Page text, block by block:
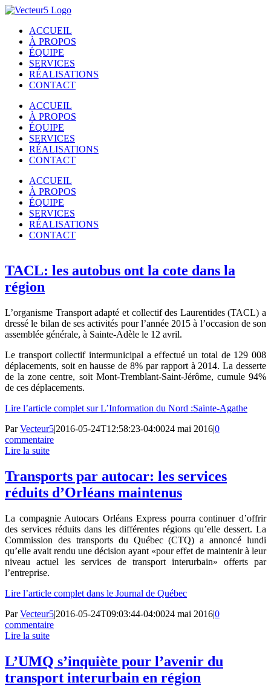
Passer
contenuACCUEIL
À PROPOS
ÉQUIPE
SERVICES
RÉALISATIONS
CONTACT
ACCUEIL
À PROPOS
ÉQUIPE
SERVICES
RÉALISATIONS
CONTACT
ACCUEIL
À PROPOS
ÉQUIPE
SERVICES
RÉALISATIONS
CONTACT
TACL: les autobus ont la cote dans la
région
L’organisme Transport adapté et collectif des Laurentides (TACL) a
dressé le bilan de ses activités pour l’année 2015 à l’occasion de son
assemblée générale, à Sainte-Adèle le 12 avril.
Le transport collectif intermunicipal a effectué un total de 129 008
déplacements, soit en hausse de 8% par rapport à 2014. La desserte
de la zone centre, soit Mont-Tremblant-Saint-Jérôme, cumule 94%
de ces déplacements.
Lire l’article complet sur L’Information du Nord :Sainte-Agathe
ParVecteur5|2016-05-24T12:58:23-04:0024 mai 2016|0
commentaire
Lire la suite
Transports par autocar: les services
réduits d’Orléans maintenus
La compagnie Autocars Orléans Express pourra continuer d’offrir
des services réduits dans les différentes régions qu’elle dessert. La
Commission des transports du Québec (CTQ) a annoncé lundi
qu’elle avait rendu une décision ayant «pour effet de maintenir à leur
niveau actuel les services de transport interurbain» offerts par
l’entreprise.
Lire l’article complet dans le Journal de Québec
ParVecteur5|2016-05-24T09:03:44-04:0024 mai 2016|0
commentaire
Lire la suite
L’UMQ s’inquiète pour l’avenir du
transport interurbain en région